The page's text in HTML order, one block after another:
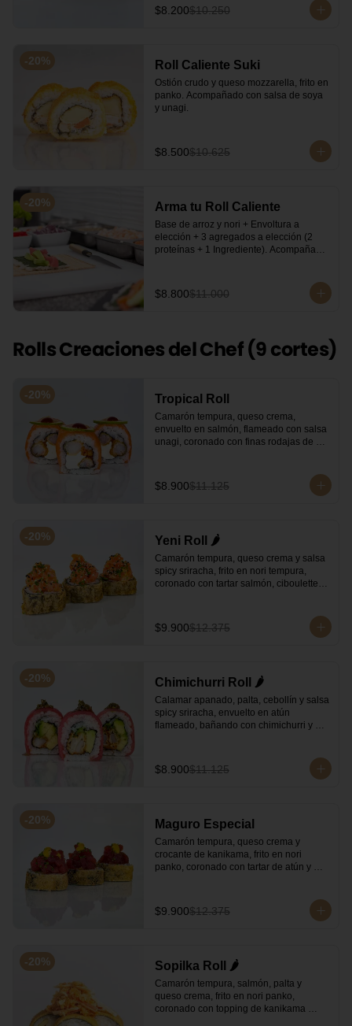
$8.200$10.250
-20% Roll Caliente Suki
Ostión crudo y queso mozzarella, frito en
panko. Acompañado con salsa de soya
y unagi.
$8.500$10.625
-20% Arma tu Roll Caliente
Base de arroz y nori + Envoltura a
elección + 3 agregados a elección (2
proteínas + 1 Ingrediente). Acompañado
$8.800$11.000
Rolls Creaciones del Chef (9 cortes)
-20% Tropical Roll
Camarón tempura, queso crema,
envuelto en salmón, flameado con salsa
unagi, coronado con finas rodajas de
$8.900$11.125
-20% Yeni Roll 🌶️
Camarón tempura, queso crema y salsa
spicy sriracha, frito en nori tempura,
coronado con tartar salmón, ciboulette y
$9.900$12.375
-20% Chimichurri Roll 🌶️
Calamar apanado, palta, cebollín y salsa
spicy sriracha, envuelto en atún
flameado, bañando con chimichurri y
$8.900$11.125
-20% Maguro Especial
Camarón tempura, queso crema y
crocante de kanikama, frito en nori
panko, coronado con tartar de atún y
$9.900$12.375
-20% Sopilka Roll 🌶️
Camarón tempura, salmón, palta y
queso crema, frito en nori panko,
coronado con topping de kanikama